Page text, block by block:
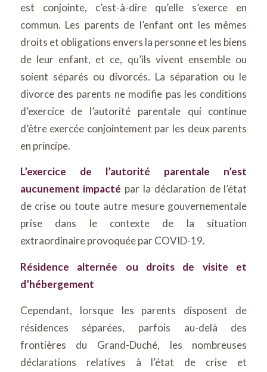
est conjointe, c’est-à-dire qu’elle s’exerce en
commun. Les parents de l’enfant ont les mêmes
droits et obligations envers la personne et les biens
de leur enfant, et ce, qu’ils vivent ensemble ou
soient séparés ou divorcés. La séparation ou le
divorce des parents ne modifie pas les conditions
d’exercice de l’autorité parentale qui continue
d’être exercée conjointement par les deux parents
en principe.
L’exercice de l’autorité parentale n’est
aucunement impacté par la déclaration de l’état
de crise ou toute autre mesure gouvernementale
prise dans le contexte de la situation
extraordinaire provoquée par COVID-19.
Résidence alternée ou droits de visite et
d’hébergement
Cependant, lorsque les parents disposent de
résidences séparées, parfois au-delà des
frontières du Grand-Duché, les nombreuses
déclarations relatives à l’état de crise et